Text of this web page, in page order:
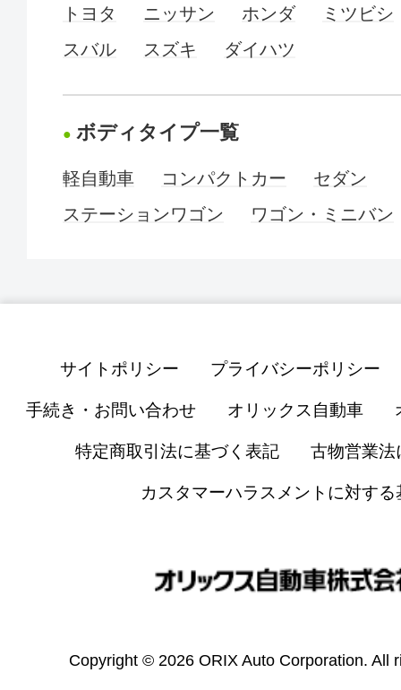
トヨタ ニッサン ホンダ
ミツビシ
スバル
スズキ ダイハツ
ボディタイプ一覧
軽自動車 コンパクトカー
セダン
ステーションワゴン
ワゴン・ミニバン
サイトポリシー プライバシーポリシー
手続き・お問い合わせ オリックス自動車
特定商取引法に基づく表記 古物営業法
カスタマーハラスメントに対する
Copyright © 2026 ORIX Auto Corporation. All